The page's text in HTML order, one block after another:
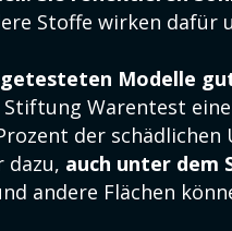
Stoffe wirken dafür
Modelle
Warentest
der schädlichen
dazu, auch unter dem
andere Flächen